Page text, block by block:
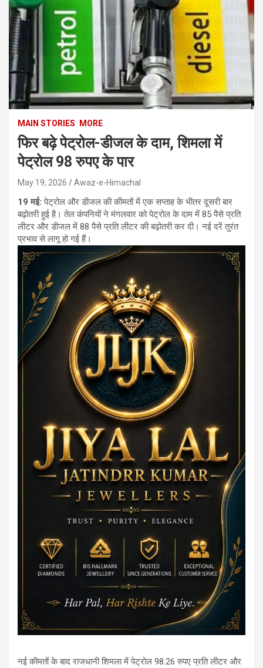
MAIN STORIES MORE
फिर बढ़े पेट्रोल-डीजल के दाम, शिमला में
पेट्रोल 98 रुपए के पार
May 19, 2026 Awaz-e-Himachal
19 मई:पेट्रोल और डीजल की कीमतों में एक सप्ताह के भीतर दूसरी बार
बढ़ोतरी हुई है। तेल कंपनियों ने मंगलवार को पेट्रोल के दाम में 85 पैसे प्रति
लीटर और डीजल में 88 पैसे प्रति लीटर की बढ़ोतरी कर दी। नई दरें तुरंत
प्रभाव से लागू हो गई हैं।
नई कीमतों के बाद राजधानी शिमला में पेट्रोल 98.26 रुपए प्रति लीटर और